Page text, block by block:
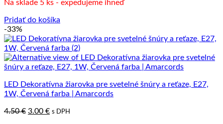
bola:
je:
Na sklade 5 ks - expedujeme ihneď
Pridať do košíka
-33%
LED Dekoratívna žiarovka pre svetelné šnúry a reťaze, E27,
1W, Červená farba | Amarcords
4.50€ Pôvodná
3.00 €Aktuálna
s DPH